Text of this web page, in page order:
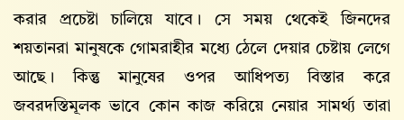
করার প্রচেষ্টা চালিয়ে যাবে। সে সময় থেকেই জিনদের
শয়তানরা মানুষকে গোমরাহীর মধ্যে ঠেলে দেয়ার চেষ্টায় লেগে
আছে। কিন্তু মানুষের ওপর আধিপত্য বিস্তার করে
জবরদস্তিমূলক ভাবে কোন কাজ করিয়ে নেয়ার সামর্থ্য তারা